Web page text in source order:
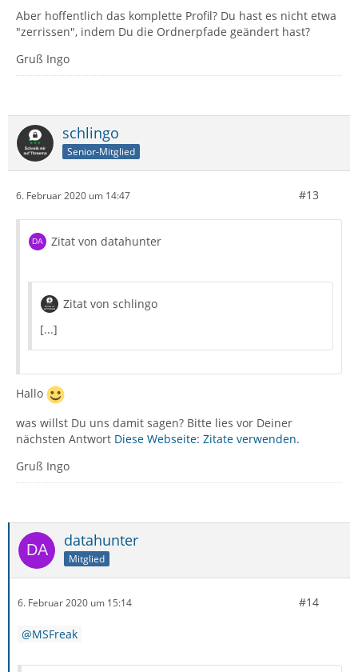
Aber hoffentlich das komplette Profil? Du hast es nicht etwa
"zerrissen", indem Du die Ordnerpfade geändert hast?
Gruß Ingo
schlingo
Senior-Mitglied
6. Februar 2020 um 14:47 #13
Zitat von datahunter
Zitat von schlingo
[...]
Hallo
was willst Du uns damit sagen? Bitte lies vor Deiner
nächsten Antwort Diese Webseite: Zitate verwenden.
Gruß Ingo
datahunter
Mitglied
6. Februar 2020 um 15:14 #14
MSFreak